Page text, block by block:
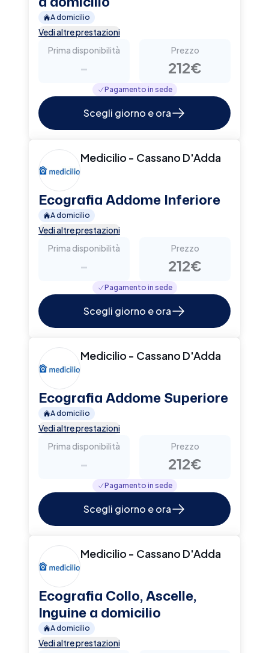
A domicilio
Vedi altre prestazioni
Prima disponibilità
-
Prezzo
212€
Pagamento in sede
Scegli giorno e ora
Medicilio - Cassano D'Adda
Ecografia Addome Inferiore
A domicilio
Vedi altre prestazioni
Prima disponibilità
-
Prezzo
212€
Pagamento in sede
Scegli giorno e ora
Medicilio - Cassano D'Adda
Ecografia Addome Superiore
A domicilio
Vedi altre prestazioni
Prima disponibilità
-
Prezzo
212€
Pagamento in sede
Scegli giorno e ora
Medicilio - Cassano D'Adda
Ecografia Collo, Ascelle,
Inguine a domicilio
A domicilio
Vedi altre prestazioni